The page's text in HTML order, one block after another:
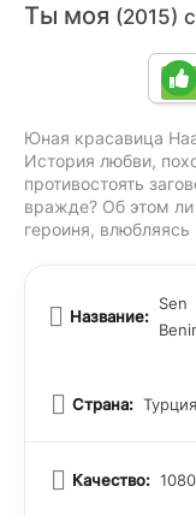
Ты моя (2015)
1
Юная красавица
История любви,
противостоять
вражде? Об этом
героиня, влюбляясь
Название:
Sen
Страна: Турция
Качество: